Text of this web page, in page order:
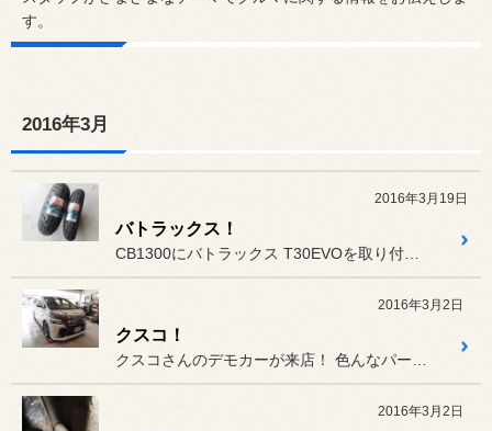
す。
2016年3月
2016年3月19日
バトラックス！
2016年3月2日
クスコ！
2016年3月2日